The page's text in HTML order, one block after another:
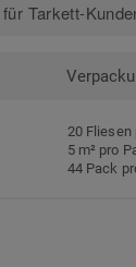
Tarkett-
20 Fliesen
5 m² pro
44 Pack